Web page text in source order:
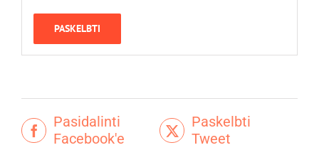
Pasidalinti
Facebook'e
Paskelbti
Tweet